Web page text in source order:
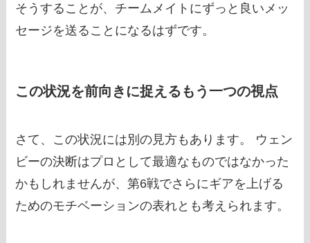
そうすることが、チームメイトにずっと良いメッ
セージを送ることになるはずです。
この状況を前向きに捉えるもう一つの視点
さて、この状況には別の見方もあります。 ウェン
ビーの決断はプロとして最適なものではなかった
かもしれませんが、第6戦でさらにギアを上げる
ためのモチベーションの表れとも考えられます。